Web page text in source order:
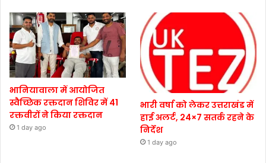
भानियावाला में आयोजित
स्वैच्छिक रक्तदान शिविर में 41
रक्तवीरों ने किया रक्तदान
1 day ago
भारी वर्षा को लेकर उत्तराखंड में
हाई अलर्ट, 24×7 सतर्क रहने के
निर्देश
1 day ago